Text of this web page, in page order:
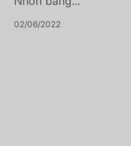
02/06/2022